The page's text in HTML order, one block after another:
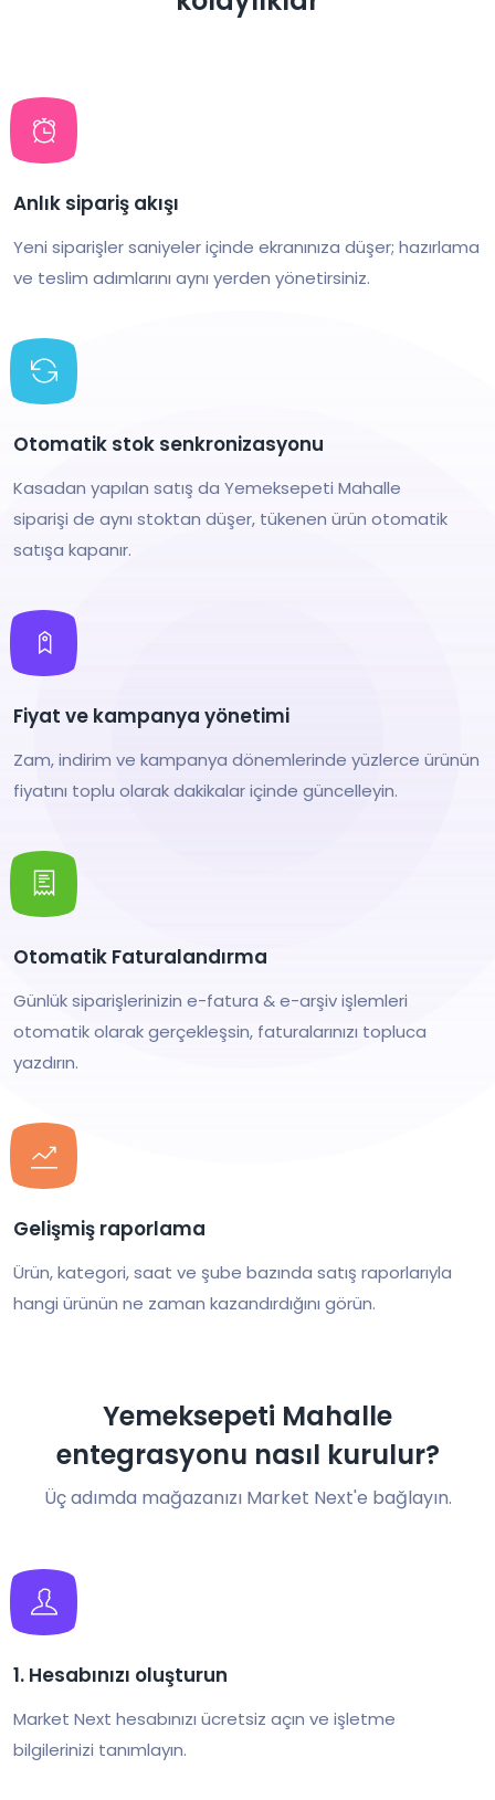
Anlık sipariş akışı
Yeni siparişler saniyeler içinde ekranınıza düşer; hazırlama
ve teslim adımlarını aynı yerden yönetirsiniz.
Otomatik stok senkronizasyonu
Kasadan yapılan satış da Yemeksepeti Mahalle
siparişi de aynı stoktan düşer, tükenen ürün otomatik
satışa kapanır.
Fiyat ve kampanya yönetimi
Zam, indirim ve kampanya dönemlerinde yüzlerce ürünün
fiyatını toplu olarak dakikalar içinde güncelleyin.
Otomatik Faturalandırma
Günlük siparişlerinizin e-fatura & e-arşiv işlemleri
otomatik olarak gerçekleşsin, faturalarınızı topluca
yazdırın.
Gelişmiş raporlama
Ürün, kategori, saat ve şube bazında satış raporlarıyla
hangi ürünün ne zaman kazandırdığını görün.
Yemeksepeti Mahalle
entegrasyonu nasıl kurulur?
Üç adımda mağazanızı Market Next'e bağlayın.
1. Hesabınızı oluşturun
Market Next hesabınızı ücretsiz açın ve işletme
bilgilerinizi tanımlayın.